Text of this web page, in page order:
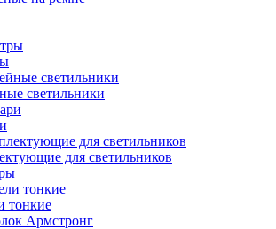
светильники
для светильников
тонкие
Армстронг